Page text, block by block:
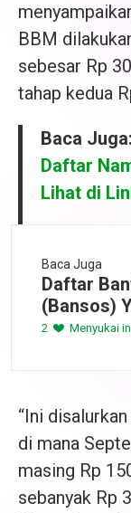
BBM
sebesar Rp
tahap kedua
Baca Juga:
Daftar
Lihat di
Baca Juga
Daftar
(Bansos)
Januari
2 Menyukai
“Ini
di mana
masing Rp
sebanyak Rp